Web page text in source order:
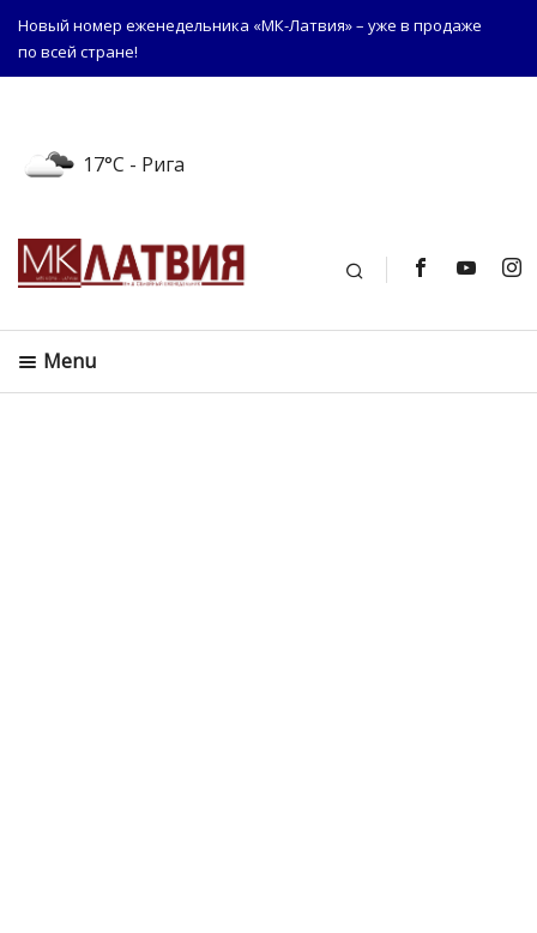
Новый номер еженедельника «МК-Латвия» – уже в продаже
по всей стране!
17°C - Рига
Поиск
Menu